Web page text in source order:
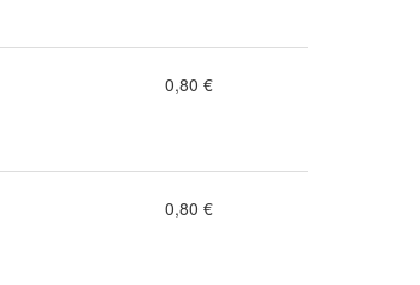
0,80 €
0,80 €